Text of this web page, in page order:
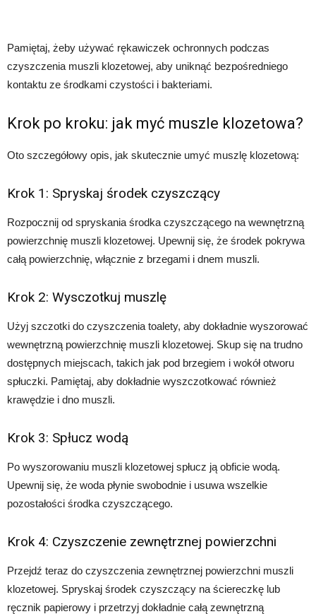
Pamiętaj, żeby używać rękawiczek ochronnych podczas
czyszczenia muszli klozetowej, aby uniknąć bezpośredniego
kontaktu ze środkami czystości i bakteriami.
Krok po kroku: jak myć muszle klozetowa?
Oto szczegółowy opis, jak skutecznie umyć muszlę klozetową:
Krok 1: Spryskaj środek czyszczący
Rozpocznij od spryskania środka czyszczącego na wewnętrzną
powierzchnię muszli klozetowej. Upewnij się, że środek pokrywa
całą powierzchnię, włącznie z brzegami i dnem muszli.
Krok 2: Wysczotkuj muszlę
Użyj szczotki do czyszczenia toalety, aby dokładnie wyszorować
wewnętrzną powierzchnię muszli klozetowej. Skup się na trudno
dostępnych miejscach, takich jak pod brzegiem i wokół otworu
spłuczki. Pamiętaj, aby dokładnie wyszczotkować również
krawędzie i dno muszli.
Krok 3: Spłucz wodą
Po wyszorowaniu muszli klozetowej spłucz ją obficie wodą.
Upewnij się, że woda płynie swobodnie i usuwa wszelkie
pozostałości środka czyszczącego.
Krok 4: Czyszczenie zewnętrznej powierzchni
Przejdź teraz do czyszczenia zewnętrznej powierzchni muszli
klozetowej. Spryskaj środek czyszczący na ściereczkę lub
ręcznik papierowy i przetrzyj dokładnie całą zewnętrzną